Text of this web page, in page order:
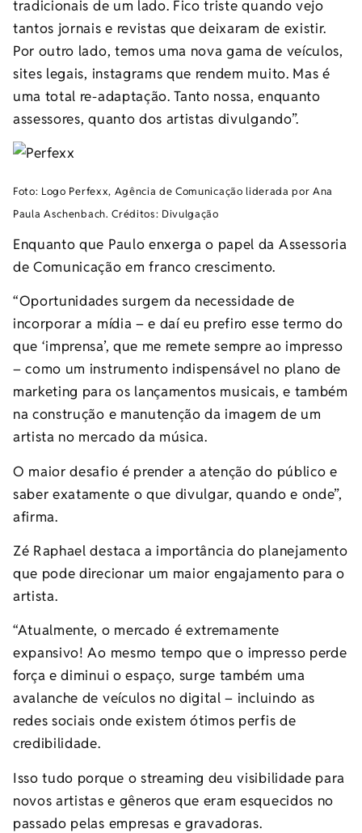
tradicionais de um lado. Fico triste quando vejo
tantos jornais e revistas que deixaram de existir.
Por outro lado, temos uma nova gama de veículos,
sites legais, instagrams que rendem muito. Mas é
uma total re-adaptação. Tanto nossa, enquanto
assessores, quanto dos artistas divulgando”.
Foto: Logo Perfexx, Agência de Comunicação liderada por Ana
Paula Aschenbach. Créditos: Divulgação
Enquanto que Paulo enxerga o papel da Assessoria
de Comunicação em franco crescimento.
“Oportunidades surgem da necessidade de
incorporar a mídia – e daí eu prefiro esse termo do
que ‘imprensa’, que me remete sempre ao impresso
– como um instrumento indispensável no plano de
marketing para os lançamentos musicais, e também
na construção e manutenção da imagem de um
artista no mercado da música.
O maior desafio é prender a atenção do público e
saber exatamente o que divulgar, quando e onde”,
afirma.
Zé Raphael destaca a importância do planejamento
que pode direcionar um maior engajamento para o
artista.
“Atualmente, o mercado é extremamente
expansivo! Ao mesmo tempo que o impresso perde
força e diminui o espaço, surge também uma
avalanche de veículos no digital – incluindo as
redes sociais onde existem ótimos perfis de
credibilidade.
Isso tudo porque o streaming deu visibilidade para
novos artistas e gêneros que eram esquecidos no
passado pelas empresas e gravadoras.